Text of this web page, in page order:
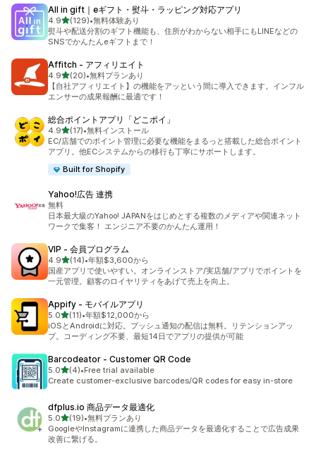
All in gift｜eギフト・熨斗・ラッピング対応アプリ
4.9out of 5 stars
(129)
129 total reviews
•無料体験あり
熨斗や配送分割のギフト機能も、住所がわからない相手にもLINEなどの
SNSでかんたんeギフトまで！
Affitch ‑ アフィリエイト
4.9out of 5 stars
(20)
20 total reviews
•無料プランあり
【自社アフィリエイト】の機能をアッという間に導入できます。インフル
エンサーの成果報酬に最適です！
総合ポイントアプリ「どこポイ」
4.9out of 5 stars
(17)
17 total reviews
•無料インストール
EC/店舗でのポイント管理に必要な機能をまるっと搭載した総合ポイント
アプリ。他ECシステムからの移行も丁寧にサポートします。
Built for Shopify
Yahoo!広告 連携
無料
日本最大級のYahoo! JAPANをはじめとする複数のメディアや関連ネット
ワークで集客！ エンジニア不要のかんたん運用！
VIP ‑ 会員プログラム
4.9out of 5 stars
(14)
14 total reviews
•年額$3,600から
国産アプリで使いやすい。オンラインストア/実店舗/アプリでポイントを
一元管理。顧客のロイヤリティをあげて売上を向上。
Appify ‑ モバイルアプリ
5.0out of 5 stars
(11)
11 total reviews
•年額$12,000から
iOSとAndroidに対応。プッシュ通知の配信は無料。リテンションアッ
プ。コーディング不要、最短14日でアプリの提供が可能
Barcodeator ‑ Customer QR Code
5.0out of 5 stars
(4)
4 total reviews
•Free trial available
Create customer-exclusive barcodes/QR codes for easy in-store
dfplus.io 商品データ最適化
5.0out of 5 stars
(19)
19 total reviews
•無料プランあり
GoogleやInstagramに連携した商品データを最適化することで広告成果
改善に繋げる。